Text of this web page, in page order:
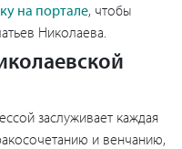
на портале, чтобы
Николаева.
заслуживает каждая
и венчанию,